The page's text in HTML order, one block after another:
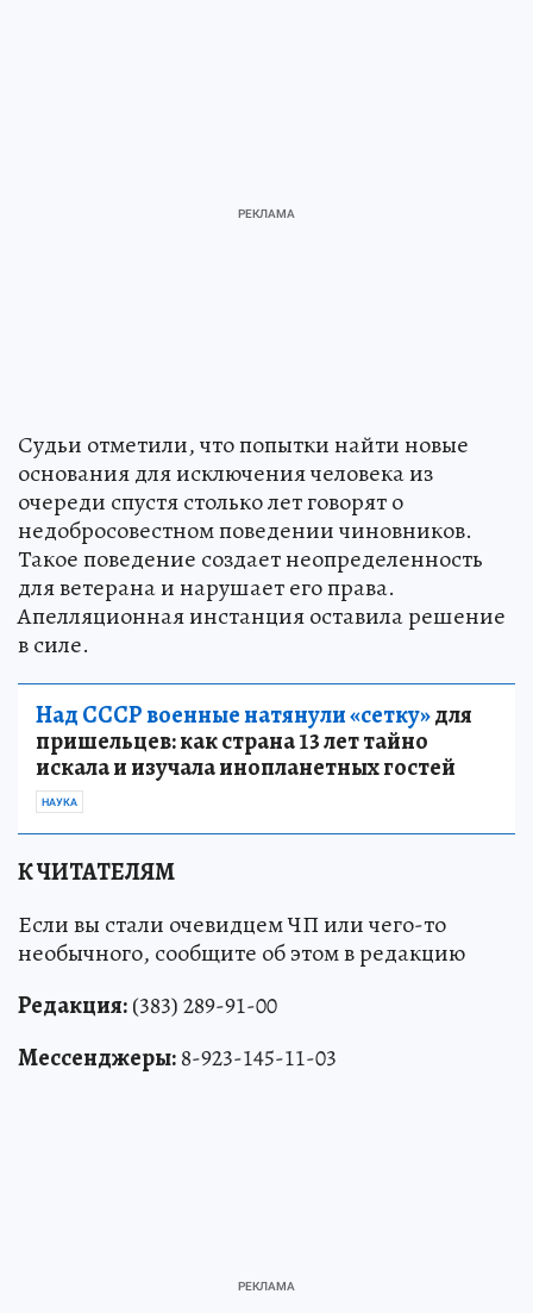
Судьи отметили, что попытки найти новые
основания для исключения человека из
очереди спустя столько лет говорят о
недобросовестном поведении чиновников.
Такое поведение создает неопределенность
для ветерана и нарушает его права.
Апелляционная инстанция оставила решение
в силе.
Над СССР военные натянули «сетку»для
пришельцев: как страна 13 лет тайно
искала и изучала инопланетных гостей
НАУКА
К ЧИТАТЕЛЯМ
Если вы стали очевидцем ЧП или чего-то
необычного, сообщите об этом в редакцию
Редакция:(383) 289-91-00
Мессенджеры:8-923-145-11-03